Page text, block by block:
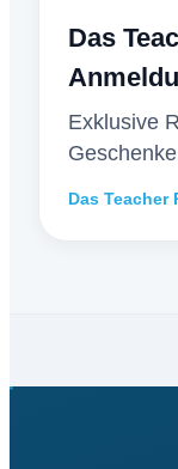
Das
Exklusive
Das Teacher